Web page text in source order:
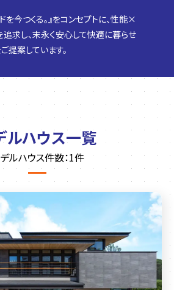
を今つくる。』をコンセプトに、性能×
求し、末永く安心して快適に暮らせ
提案しています。
ルハウス一覧
ルハウス件数：1件